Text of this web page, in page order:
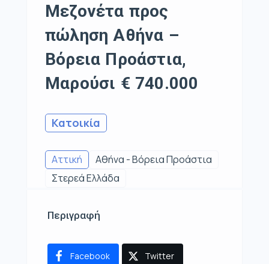
Μεζονέτα προς
πώληση Αθήνα –
Βόρεια Προάστια,
Μαρούσι € 740.000
Κατοικία
Αττική
Αθήνα - Βόρεια Προάστια
Στερεά Ελλάδα
Περιγραφή
Facebook Twitter